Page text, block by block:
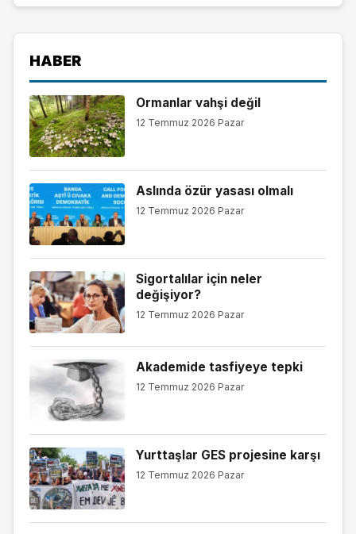
HABER
Ormanlar vahşi değil
12 Temmuz 2026 Pazar
Aslında özür yasası olmalı
12 Temmuz 2026 Pazar
Sigortalılar için neler
değişiyor?
12 Temmuz 2026 Pazar
Akademide tasfiyeye tepki
12 Temmuz 2026 Pazar
Yurttaşlar GES projesine karşı
12 Temmuz 2026 Pazar